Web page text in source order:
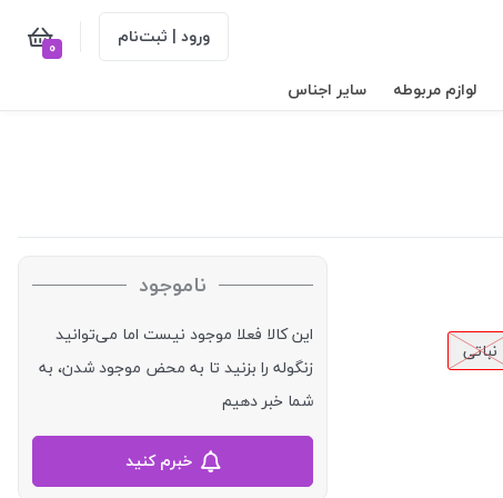
ورود | ثبت‌نام 0
لوازم مربوطه سایر اجناس
نباتی
ناموجود
این کالا فعلا موجود نیست اما می‌توانید
زنگوله را بزنید تا به محض موجود شدن، به
شما خبر دهیم
خبرم کنید